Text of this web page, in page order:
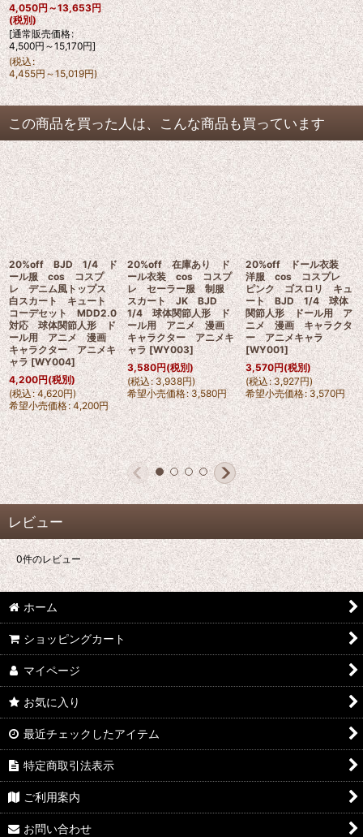
4,050円～13,653円
(税別)
[通常販売価格:
4,500円～15,170円]
(税込 :
4,455円～15,019円)
この商品を買った人は、こんな商品も買っています
20%off BJD 1/4 ド
ール服 cos コスプ
レ デニム風トップス
白スカート キュート
コーデセット MDD2.0
対応 球体関節人形 ド
ール用 アニメ 漫画
キャラクター アニメキ
ャラ [WY004]
4,200円(税別)
(税込: 4,620円)
希望小売価格: 4,200円
20%off 在庫あり ド
ール衣装 cos コスプ
レ セーラー服 制服
スカート JK BJD
1/4 球体関節人形 ド
ール用 アニメ 漫画
キャラクター アニメキ
ャラ [WY003]
3,580円(税別)
(税込: 3,938円)
希望小売価格: 3,580円
20%off ドール衣装
洋服 cos コスプレ
ピンク ゴスロリ キュ
ート BJD 1/4 球体
関節人形 ドール用 ア
ニメ 漫画 キャラクタ
ー アニメキャラ
[WY001]
3,570円(税別)
(税込: 3,927円)
希望小売価格: 3,570円
レビュー
0件のレビュー
ホーム
ショッピングカート
マイページ
お気に入り
最近チェックしたアイテム
特定商取引法表示
ご利用案内
お問い合わせ